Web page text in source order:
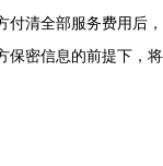
清全部服务费用后，
保密信息的前提下，将